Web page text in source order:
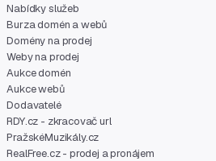
Nabídky služeb
Burza domén a webů
Domény na prodej
Weby na prodej
Aukce domén
Aukce webů
Dodavatelé
RDY.cz - zkracovač url
PražskéMuzikály.cz
RealFree.cz - prodej a pronájem